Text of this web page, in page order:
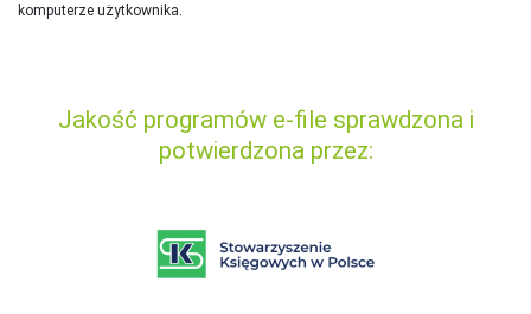
komputerze użytkownika.
Jakość programów e-file sprawdzona i
potwierdzona przez: